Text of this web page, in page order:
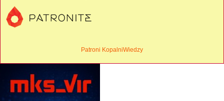
Patroni KopalniWiedzy